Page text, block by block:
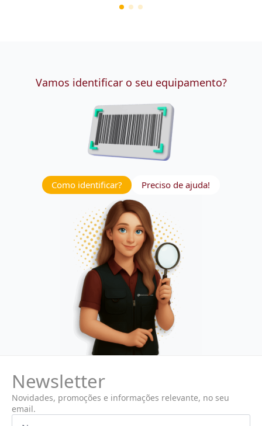
Vamos identificar o seu equipamento?
Como identificar? Preciso de ajuda!
Newsletter
Novidades, promoções e informações relevante, no seu
email.
Nome